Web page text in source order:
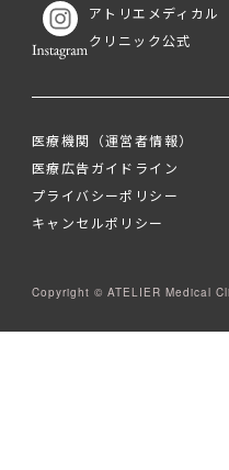
医療機関（運営者情報）
医療広告ガイドライン
プライバシーポリシー
キャンセルポリシー
アトリエメディカル
クリニック公式
Copyright © ATELIER Medical